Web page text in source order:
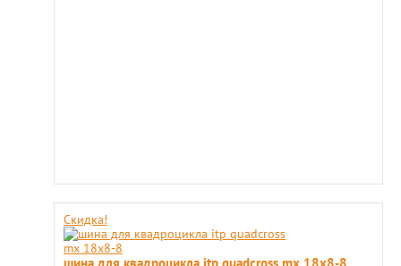
Скидка!
шина для квадроцикла itp quadcross mx 18x8-8